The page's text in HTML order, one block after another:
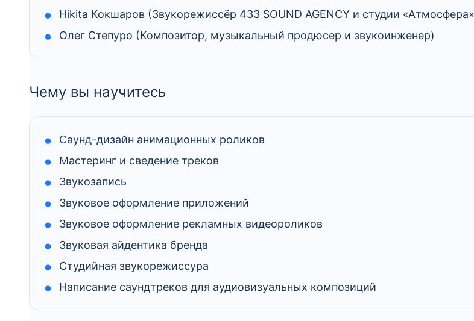
Нikita Кокшаров (Звукорежиссёр 433 SOUND AGENCY и студии
Олег Степуро (Композитор, музыкальный продюсер и звукоинженер)
Чему вы научитесь
Саунд-дизайн анимационных роликов
Мастеринг и сведение треков
Звукозапись
Звуковое оформление приложений
Звуковое оформление рекламных видеороликов
Звуковая айдентика бренда
Студийная звукорежиссура
Написание саундтреков для аудиовизуальных композиций